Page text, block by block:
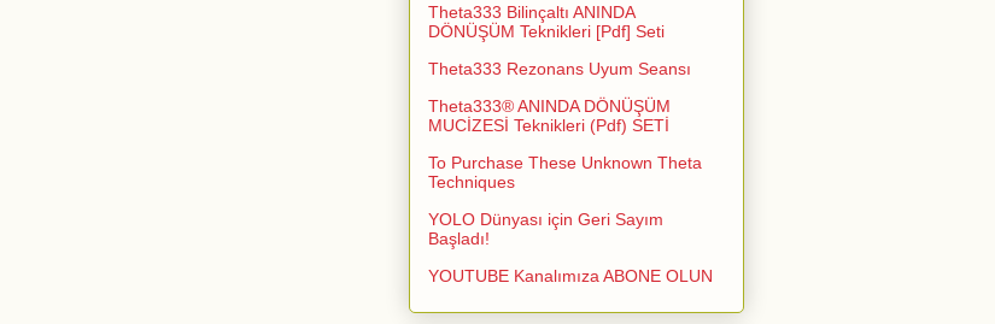
Theta333 Bilinçaltı ANINDA
DÖNÜŞÜM Teknikleri [Pdf] Seti
Theta333 Rezonans Uyum Seansı
Theta333® ANINDA DÖNÜŞÜM
MUCİZESİ Teknikleri (Pdf) SETİ
To Purchase These Unknown Theta
Techniques
YOLO Dünyası için Geri Sayım
Başladı!
YOUTUBE Kanalımıza ABONE OLUN